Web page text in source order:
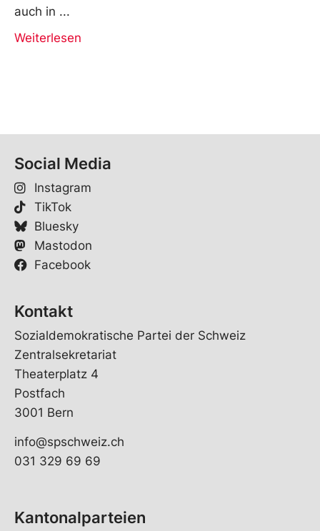
auch in
Weiterlesen
Social Media
Instagram
TikTok
Bluesky
Mastodon
Facebook
Kontakt
Sozialdemokratische Partei der Schweiz
Zentralsekretariat
Theaterplatz 4
Postfach
3001 Bern
info@spschweiz.ch
031 329 69 69
Kantonalparteien